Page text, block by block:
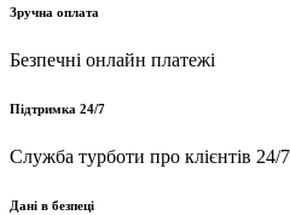
Зручна оплата
Безпечні онлайн платежі
Підтримка 24/7
Служба турботи про клієнтів 24/7
Дані в безпеці